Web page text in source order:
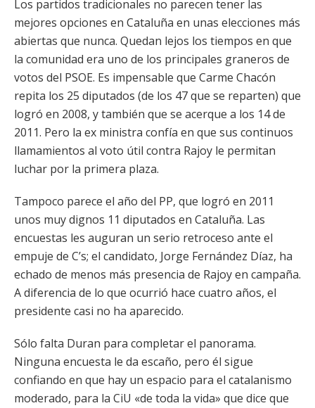
Los partidos tradicionales no parecen tener las
mejores opciones en Cataluña en unas elecciones más
abiertas que nunca. Quedan lejos los tiempos en que
la comunidad era uno de los principales graneros de
votos del PSOE. Es impensable que Carme Chacón
repita los 25 diputados (de los 47 que se reparten) que
logró en 2008, y también que se acerque a los 14 de
2011. Pero la ex ministra confía en que sus continuos
llamamientos al voto útil contra Rajoy le permitan
luchar por la primera plaza.
Tampoco parece el año del PP, que logró en 2011
unos muy dignos 11 diputados en Cataluña. Las
encuestas les auguran un serio retroceso ante el
empuje de C’s; el candidato, Jorge Fernández Díaz, ha
echado de menos más presencia de Rajoy en campaña.
A diferencia de lo que ocurrió hace cuatro años, el
presidente casi no ha aparecido.
Sólo falta Duran para completar el panorama.
Ninguna encuesta le da escaño, pero él sigue
confiando en que hay un espacio para el catalanismo
moderado, para la CiU «de toda la vida» que dice que